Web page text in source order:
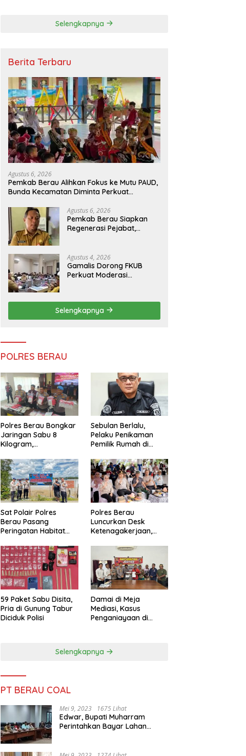
Selengkapnya
Berita Terbaru
Agustus 6, 2026
Pemkab Berau Alihkan Fokus ke Mutu PAUD,
Bunda Kecamatan Diminta Perkuat
Agustus 6, 2026
Pemkab Berau Siapkan
Regenerasi Pejabat,
Agustus 4, 2026
Gamalis Dorong FKUB
Perkuat Moderasi
Persatuan
Selengkapnya
POLRES BERAU
Polres Berau Bongkar
Jaringan Sabu 8
Kilogram,
dari Dalam Lapas
Tarakan
Sebulan Berlalu,
Pelaku Penikaman
Pemilik Rumah di
Diburu Polisi
Sat Polair Polres
Berau Pasang
Peringatan Habitat
Polres Berau
Luncurkan Desk
Ketenagakerjaan,
Didorong Tuntas
Lewat Mediasi
59 Paket Sabu Disita,
Pria di Gunung Tabur
Diciduk Polisi
Damai di Meja
Mediasi, Kasus
Penganiayaan di
Selengkapnya
PT BERAU COAL
Mei 9, 2023 1675 Lihat
Edwar, Bupati Muharram
Perintahkan Bayar Lahan